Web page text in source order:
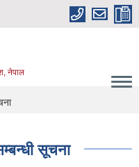
नेपाल
सूचना